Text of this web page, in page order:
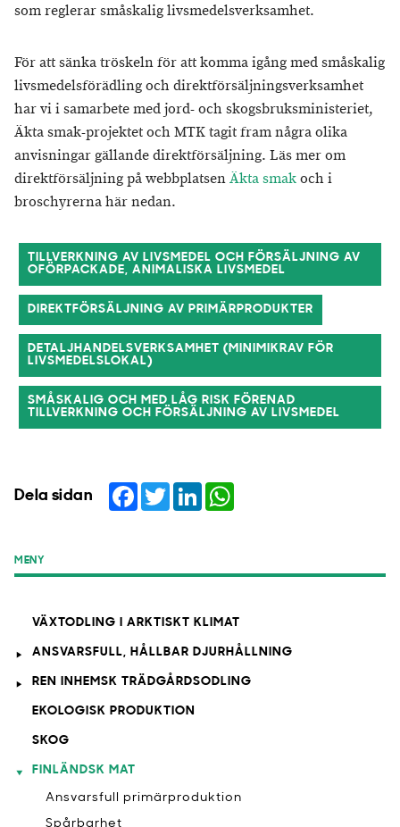
som reglerar småskalig livsmedelsverksamhet.
För att sänka tröskeln för att komma igång med småskalig
livsmedelsförädling och direktförsäljningsverksamhet
har vi i samarbete med jord- och skogsbruksministeriet,
Äkta smak-projektet och MTK tagit fram några olika
anvisningar gällande direktförsäljning. Läs mer om
direktförsäljning på webbplatsenÄkta smakoch i
broschyrerna här nedan.
TILLVERKNING AV LIVSMEDEL OCH FÖRSÄLJNING AV
OFÖRPACKADE, ANIMALISKA LIVSMEDEL
DIREKTFÖRSÄLJNING AV PRIMÄRPRODUKTER
DETALJHANDELSVERKSAMHET (MINIMIKRAV FÖR
LIVSMEDELSLOKAL)
SMÅSKALIG OCH MED LÅG RISK FÖRENAD
TILLVERKNING OCH FÖRSÄLJNING AV LIVSMEDEL
Dela sidan Facebook
TwitterLinkedIn
MENY
VÄXTODLING I ARKTISKT KLIMAT
ANSVARSFULL, HÅLLBAR DJURHÅLLNING
REN INHEMSK TRÄDGÅRDSODLING
EKOLOGISK PRODUKTION
SKOG
FINLÄNDSK MAT
Ansvarsfull primärproduktion
Spårbarhet